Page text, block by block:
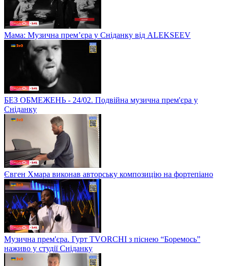
Мама: Музична прем’єра у Сніданку від ALEKSEEV
БЕЗ ОБМЕЖЕНЬ - 24/02. Подвійна музична прем'єра у
Сніданку
Євген Хмара виконав авторську композицію на фортепіано
Музична прем'єра. Гурт TVORCHI з піснею “Боремось”
наживо у студії Сніданку